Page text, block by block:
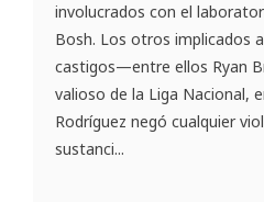
involucrados con el
Bosh. Los otros implicados
castigos—entre ellos Ryan
valioso de la Liga Nacional,
Rodríguez negó cualquier
sustanci...